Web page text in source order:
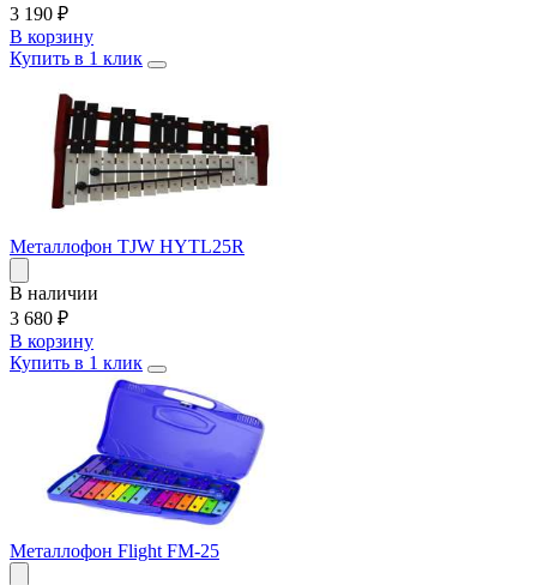
3 190 ₽
В корзину
Купить в 1 клик
Металлофон TJW HYTL25R
В наличии
3 680 ₽
В корзину
Купить в 1 клик
Металлофон Flight FM-25